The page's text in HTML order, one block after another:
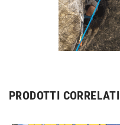
PRODOTTI CORRELATI